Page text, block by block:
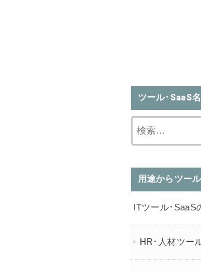
ツール･SaaS
用途からツー
ITツール･SaaS
HR･人材ツー